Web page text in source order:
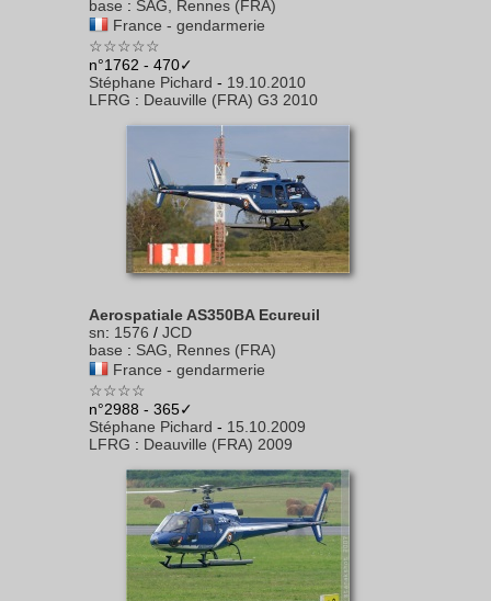
base : SAG, Rennes (FRA)
France - gendarmerie
☆☆☆☆☆
n°1762 - 470✓
Stéphane Pichard - 19.10.2010
LFRG : Deauville (FRA) G3 2010
Aerospatiale AS350BA Ecureuil
sn: 1576 / JCD
base : SAG, Rennes (FRA)
France - gendarmerie
☆☆☆☆
n°2988 - 365✓
Stéphane Pichard - 15.10.2009
LFRG : Deauville (FRA) 2009